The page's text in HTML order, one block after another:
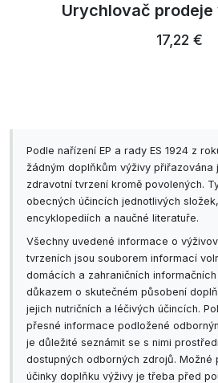
Urychlovač prodeje
17,22 €
Podle nařízení EP a rady ES 1924 z
žádným doplňkům výživy přiřazována
zdravotní tvrzení kromě povolených.
obecných účincích jednotlivých
encyklopediích a naučné literatuře.
Všechny uvedené informace o
tvrzeních jsou souborem informací
domácích a zahraničních
důkazem o skutečném působení
jejich nutričních a léčivých účincích.
přesné informace podložené
je důležité seznámit se s nimi
dostupných odborných zdrojů. Možné
účinky doplňku výživy je třeba před